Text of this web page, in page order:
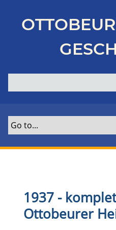
p
1937 -
Ottobeurer